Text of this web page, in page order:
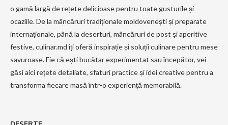
o gamă largă de rețete delicioase pentru toate gusturile și
ocaziile. De la mâncăruri tradiționale moldovenești și preparate
internaționale, până la deserturi, mâncăruri de post și aperitive
festive, culinar.md îți oferă inspirație și soluții culinare pentru mese
savuroase. Fie că ești bucătar experimentat sau începător, vei
găsi aici rețete detaliate, sfaturi practice și idei creative pentru a
transforma fiecare masă într-o experiență memorabilă.